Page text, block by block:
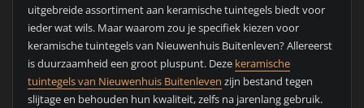
uitgebreide assortiment aan keramische tuintegels biedt voor
ieder wat wils. Maar waarom zou je specifiek kiezen voor
keramische tuintegels van Nieuwenhuis Buitenleven? Allereerst
is duurzaamheid een groot pluspunt. Deze keramische
tuintegels van Nieuwenhuis Buitenleven zijn bestand tegen
slijtage en behouden hun kwaliteit, zelfs na jarenlang gebruik.